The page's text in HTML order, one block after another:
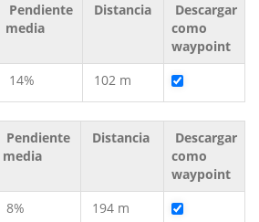
Pendiente
media
Distancia
Descargar
como
waypoint
14% 102 m
Pendiente
media
Distancia
Descargar
como
waypoint
8% 194 m